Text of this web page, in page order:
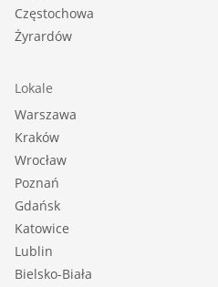
Częstochowa
Żyrardów
Lokale
Warszawa
Kraków
Wrocław
Poznań
Gdańsk
Katowice
Lublin
Bielsko-Biała